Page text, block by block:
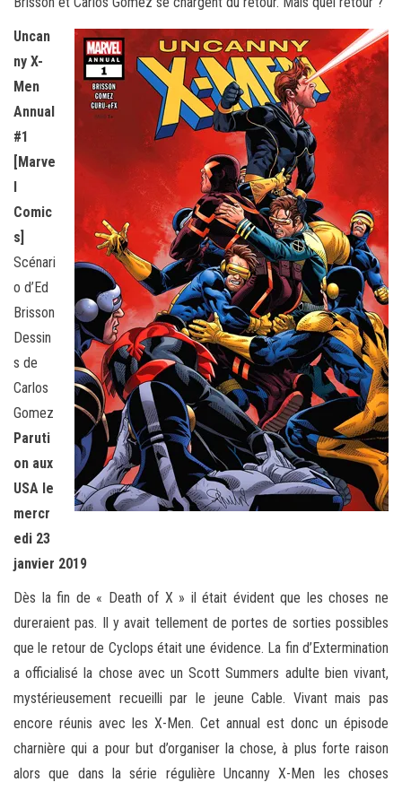
Uncan
ny X-
Men
Annual
#1
[Marve
l
Comic
s]
Scénari
o d’Ed
Brisson
Dessin
s de
Carlos
Gomez
Paruti
on aux
USA le
mercr
edi 23
janvier 2019
Dès la fin de « Death of X » il était évident que les choses ne
dureraient pas. Il y avait tellement de portes de sorties possibles
que le retour de Cyclops était une évidence. La fin d’Extermination
a officialisé la chose avec un Scott Summers adulte bien vivant,
mystérieusement recueilli par le jeune Cable. Vivant mais pas
encore réunis avec les X-Men. Cet annual est donc un épisode
charnière qui a pour but d’organiser la chose, à plus forte raison
alors que dans la série régulière Uncanny X-Men les choses